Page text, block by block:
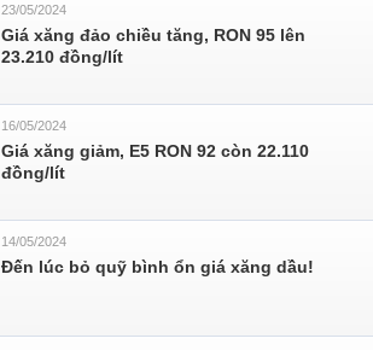
23/05/2024
Giá xăng đảo chiều tăng, RON 95 lên
23.210 đồng/lít
16/05/2024
Giá xăng giảm, E5 RON 92 còn 22.110
đồng/lít
14/05/2024
Đến lúc bỏ quỹ bình ổn giá xăng dầu!